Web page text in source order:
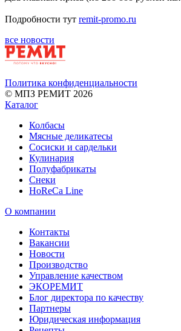
Подробности тут remit-promo.ru
все новости
Политика конфиденциальности
© МПЗ РЕМИТ 2026
Каталог
Колбасы
Мясные деликатесы
Сосиски и сардельки
Кулинария
Полуфабрикаты
Снеки
HoReCa Line
О компании
Контакты
Вакансии
Новости
Производство
Управление качеством
ЭКОРЕМИТ
Блог директора по качеству
Партнеры
Юридическая информация